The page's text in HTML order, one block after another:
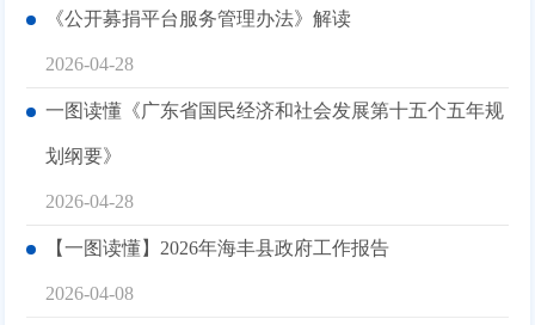
《公开募捐平台服务管理办法》解读
2026-04-28
一图读懂《广东省国民经济和社会发展第十五个五年规
划纲要》
2026-04-28
【一图读懂】2026年海丰县政府工作报告
2026-04-08